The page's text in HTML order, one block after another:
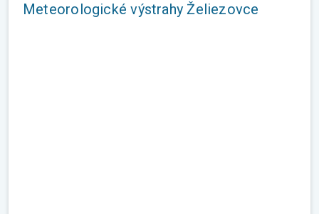
Meteorologické výstrahy Želiezovce